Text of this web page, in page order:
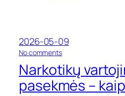
c
i
j
o
s
s
2026-05-09
No commentso
N
a
r
Narkotikų
pasekmės –